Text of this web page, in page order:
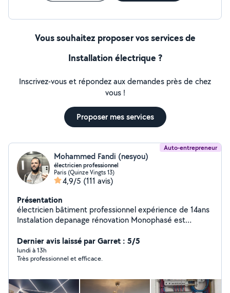
Vous souhaitez proposer vos services de
Installation électrique ?
Inscrivez-vous et répondez aux demandes près de chez
vous !
Proposer mes services
Auto-entrepreneur
Mohammed Fandi (nesyou)
électricien professionnel
Paris (Quinze Vingts 13)
4,9/5 (111 avis)
Présentation
électricien bâtiment professionnel expérience de 14ans
Instalation depanage rénovation Monophasé est
variateur.... Remise en conformité tableux électrique est
tout électricité bâtiment je suis ponctuel est
sympathique N'hésitez surtout pas a me contacter
Dernier avis laissé par Garret : 5/5
lundi à 13h
Très professionnel et efficace.